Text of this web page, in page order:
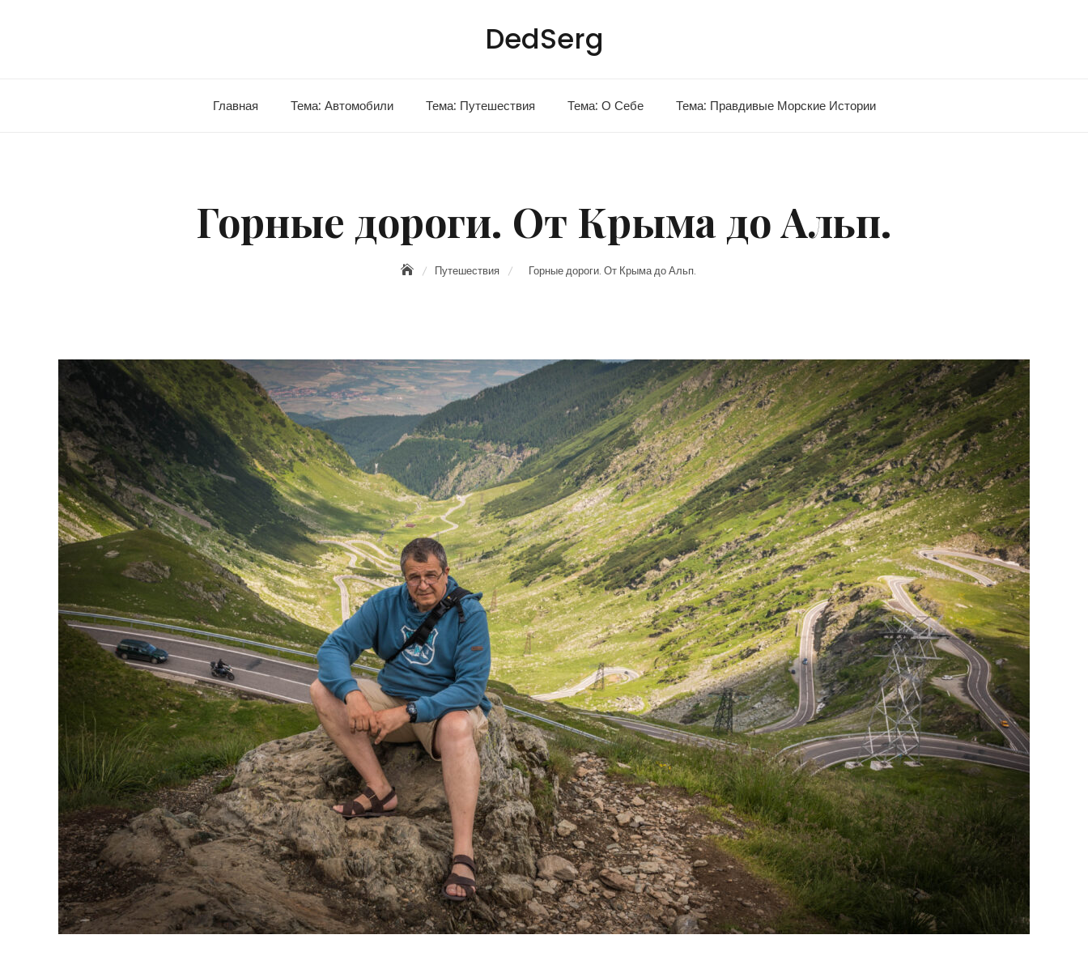
DedSerg
Главная Тема: Автомобили Тема: Путешествия Тема: О Себе Тема: Правдивые Морские Истории
Горные дороги. От Крыма до Альп.
Путешествия Горные дороги. От Крыма до Альп.